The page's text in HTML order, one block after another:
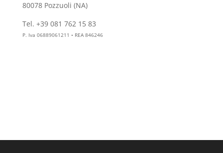
80078 Pozzuoli (NA)
Tel. +39 081 762 15 83
P. Iva 06889061211 • REA 846246